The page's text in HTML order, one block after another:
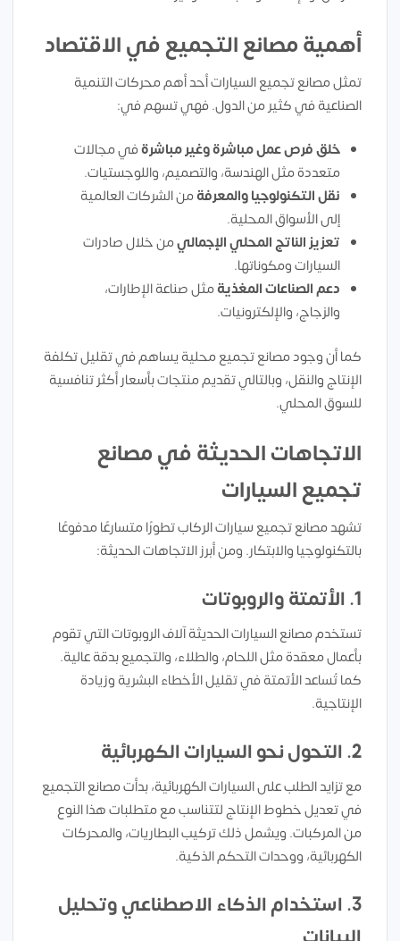
أهمية مصانع التجميع في الاقتصاد
تمثل مصانع تجميع السيارات أحد أهم محركات التنمية
الصناعية في كثير من الدول. فهي تسهم في:
خلق فرص عمل مباشرة وغير مباشرةفي مجالات
متعددة مثل الهندسة، والتصميم، واللوجستيات.
نقل التكنولوجيا والمعرفةمن الشركات العالمية
إلى الأسواق المحلية.
تعزيز الناتج المحلي الإجماليمن خلال صادرات
السيارات ومكوناتها.
دعم الصناعات المغذيةمثل صناعة الإطارات،
والزجاج، والإلكترونيات.
كما أن وجود مصانع تجميع محلية يساهم في تقليل تكلفة
الإنتاج والنقل، وبالتالي تقديم منتجات بأسعار أكثر تنافسية
للسوق المحلي.
الاتجاهات الحديثة في مصانع
تجميع السيارات
تشهد مصانع تجميع سيارات الركاب تطورًا متسارعًا مدفوعًا
بالتكنولوجيا والابتكار. ومن أبرز الاتجاهات الحديثة:
1. الأتمتة والروبوتات
تستخدم مصانع السيارات الحديثة آلاف الروبوتات التي تقوم
بأعمال معقدة مثل اللحام، والطلاء، والتجميع بدقة عالية.
كما تُساعد الأتمتة في تقليل الأخطاء البشرية وزيادة
الإنتاجية.
2. التحول نحو السيارات الكهربائية
مع تزايد الطلب على السيارات الكهربائية، بدأت مصانع التجميع
في تعديل خطوط الإنتاج لتتناسب مع متطلبات هذا النوع
من المركبات. ويشمل ذلك تركيب البطاريات، والمحركات
الكهربائية، ووحدات التحكم الذكية.
3. استخدام الذكاء الاصطناعي وتحليل